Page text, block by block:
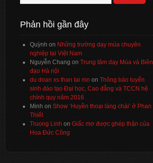
Phản hồi gần đây
Quỳnh on Những trường dạy múa chuyên
nghiệp tại Việt Nam
Nguyễn Chang on Trung tâm dạy Múa và Biên
đạo Hà nội
du doan xs than tai mn on Thông báo tuyển
sinh đào tạo Đại học, Cao đẳng và TCCN hệ
chính quy năm 2016
Minh on Show ‘Huyền thoại làng chài’ ở Phan
Thiết
Truong Linh on Giấc mơ được ghép thận của
Hoa Đức Công